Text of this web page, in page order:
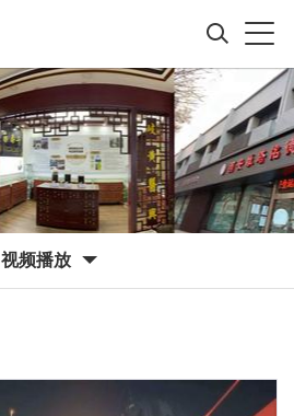
视频播放